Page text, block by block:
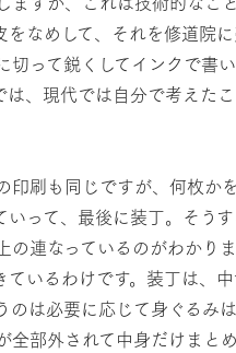
をなめして、それを修道院
切って鋭くしてインクで書
は、現代では自分で考えた
印刷も同じですが、何枚か
いって、最後に装丁。そう
の連なっているのがわかり
ているわけです。装丁は、
のは必要に応じて身ぐるみ
全部外されて中身だけま